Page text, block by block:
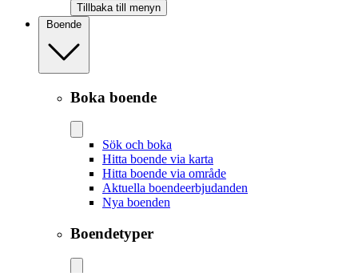
Tillbaka till menyn
Boende
Boka boende
Sök och boka
Hitta boende via karta
Hitta boende via område
Aktuella boendeerbjudanden
Nya boenden
Boendetyper